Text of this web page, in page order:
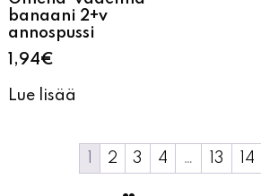
banaani 2+v
annospussi
1,94€
Lue lisää
2 3 4 … 13 14